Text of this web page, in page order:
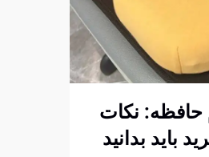
حافظه: نکات
باید بدانید